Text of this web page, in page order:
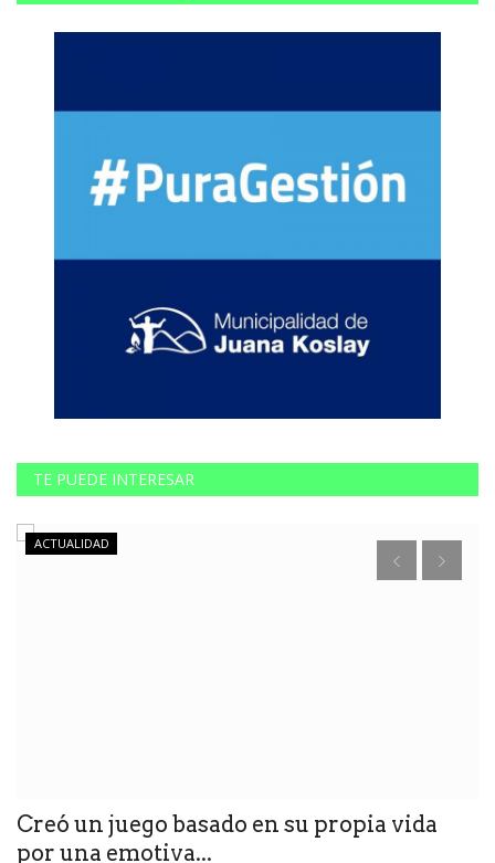
TE PUEDE INTERESAR
ACTUALIDAD
Creó un juego basado en su propia vida
por una emotiva...